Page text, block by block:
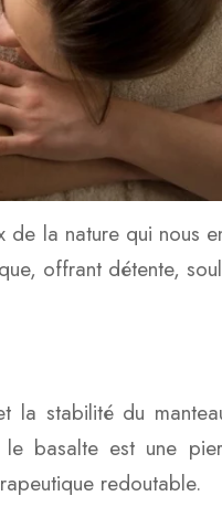
la nature qui nous
offrant détente,
stabilité du
basalte est une
redoutable.